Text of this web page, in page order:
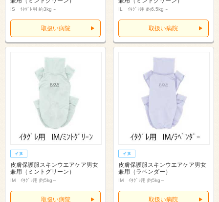
IS ｲﾀｸﾞﾚ用 約3kg～
取扱い病院
IL ｲﾀｸﾞﾚ用 約6.5kg～
取扱い病院
皮膚保護服スキンウエアケア男女
兼用（ミントグリーン）
IM ｲﾀｸﾞﾚ用 約5kg～
取扱い病院
皮膚保護服スキンウエアケア男女
兼用（ラベンダー）
IM ｲﾀｸﾞﾚ用 約5kg～
取扱い病院